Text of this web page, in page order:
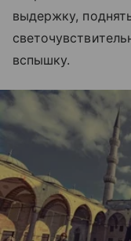
выдержку,
вспышку.